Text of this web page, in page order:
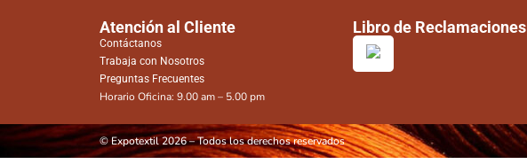
Atención al Cliente
Contáctanos
Trabaja con Nosotros
Preguntas Frecuentes
Horario Oficina: 9.00 am – 5.00 pm
Libro de Reclamaciones
© Expotextil 2026 – Todos los derechos reservados